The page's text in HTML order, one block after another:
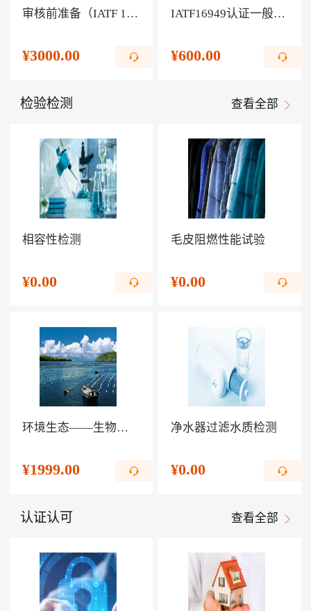
审核前准备（IATF 16949再认证审核）
¥3000.00
IATF16949认证一般不符合项关闭
¥600.00
检验检测 查看全部
相容性检测
¥0.00
毛皮阻燃性能试验
¥0.00
环境生态——生物科技提高生活水平
¥1999.00
净水器过滤水质检测
¥0.00
认证认可 查看全部